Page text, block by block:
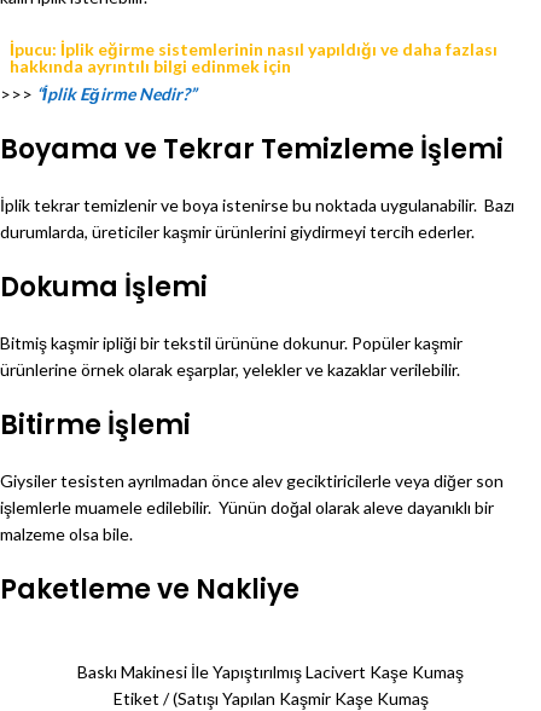
İpucu: İplik eğirme sistemlerinin nasıl yapıldığı ve daha fazlası
hakkında ayrıntılı bilgi edinmek için
>>> “İplik Eğirme Nedir?”
Boyama ve Tekrar Temizleme İşlemi
İplik tekrar temizlenir ve boya istenirse bu noktada uygulanabilir. Bazı
durumlarda, üreticiler kaşmir ürünlerini giydirmeyi tercih ederler.
Dokuma İşlemi
Bitmiş kaşmir ipliği bir tekstil ürününe dokunur. Popüler kaşmir
ürünlerine örnek olarak eşarplar, yelekler ve kazaklar verilebilir.
Bitirme İşlemi
Giysiler tesisten ayrılmadan önce alev geciktiricilerle veya diğer son
işlemlerle muamele edilebilir. Yünün doğal olarak aleve dayanıklı bir
malzeme olsa bile.
Paketleme ve Nakliye
Baskı Makinesi İle Yapıştırılmış Lacivert Kaşe Kumaş
Etiket / (Satışı Yapılan Kaşmir Kaşe Kumaş